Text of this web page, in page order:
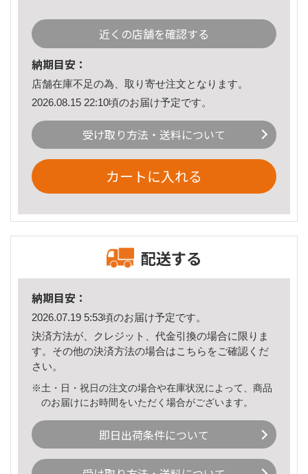
近くの店舗を確認する
納期目安：
店舗在庫不足の為、取り寄せ注文となります。
2026.08.15 22:10頃のお届け予定です。
受け取り方法・送料について
カートに入れる
配送する
納期目安：
2026.07.19 5:53頃のお届け予定です。
決済方法が、クレジット、代金引換の場合に限りま
す。その他の決済方法の場合はこちら をご確認くだ
さい。
※土・日・祝日の注文の場合や在庫状況によって、商品
のお届けにお時間をいただく場合がございます。
即日出荷条件について